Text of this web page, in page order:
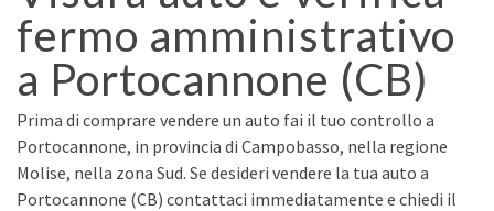
fermo amministrativo
a Portocannone (CB)
Prima di comprare vendere un auto fai il tuo controllo a
Portocannone, in provincia di Campobasso, nella regione
Molise, nella zona Sud. Se desideri vendere la tua auto a
Portocannone (CB) contattaci immediatamente e chiedi il